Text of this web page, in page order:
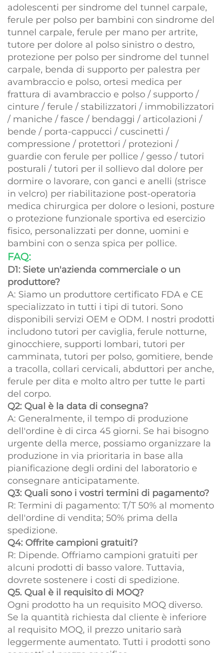
adolescenti per sindrome del tunnel carpale,
ferule per polso per bambini con sindrome del
tunnel carpale, ferule per mano per artrite,
tutore per dolore al polso sinistro o destro,
protezione per polso per sindrome del tunnel
carpale, benda di supporto per palestra per
avambraccio e polso, ortesi medica per
frattura di avambraccio e polso / supporto /
cinture / ferule / stabilizzatori / immobilizzatori
/ maniche / fasce / bendaggi / articolazioni /
bende / porta-cappucci / cuscinetti /
compressione / protettori / protezioni /
guardie con ferule per pollice / gesso / tutori
posturali / tutori per il sollievo dal dolore per
dormire o lavorare, con ganci e anelli (strisce
in velcro) per riabilitazione post-operatoria
medica chirurgica per dolore o lesioni, posture
o protezione funzionale sportiva ed esercizio
fisico, personalizzati per donne, uomini e
bambini con o senza spica per pollice.
FAQ:
D1: Siete un'azienda commerciale o un
produttore?
A: Siamo un produttore certificato FDA e CE
specializzato in tutti i tipi di tutori. Sono
disponibili servizi OEM e ODM. I nostri prodotti
includono tutori per caviglia, ferule notturne,
ginocchiere, supporti lombari, tutori per
camminata, tutori per polso, gomitiere, bende
a tracolla, collari cervicali, abduttori per anche,
ferule per dita e molto altro per tutte le parti
del corpo.
Q2: Qual è la data di consegna?
A: Generalmente, il tempo di produzione
dell'ordine è di circa 45 giorni. Se hai bisogno
urgente della merce, possiamo organizzare la
produzione in via prioritaria in base alla
pianificazione degli ordini del laboratorio e
consegnare anticipatamente.
Q3: Quali sono i vostri termini di pagamento?
R: Termini di pagamento: T/T 50% al momento
dell'ordine di vendita; 50% prima della
spedizione.
Q4: Offrite campioni gratuiti?
R: Dipende. Offriamo campioni gratuiti per
alcuni prodotti di basso valore. Tuttavia,
dovrete sostenere i costi di spedizione.
Q5. Qual è il requisito di MOQ?
Ogni prodotto ha un requisito MOQ diverso.
Se la quantità richiesta dal cliente è inferiore
al requisito MOQ, il prezzo unitario sarà
leggermente aumentato. Tutti i prodotti sono